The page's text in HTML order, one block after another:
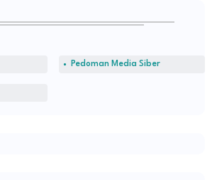
Pedoman Media Siber